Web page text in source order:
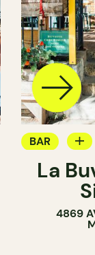
BAR
BAR À VIN
La
4869